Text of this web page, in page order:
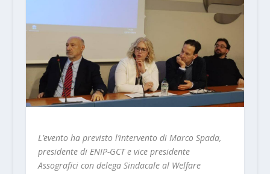
L’evento ha previsto l’intervento di Marco Spada,
presidente di ENIP-GCT e vice presidente
Assografici con delega Sindacale al Welfare